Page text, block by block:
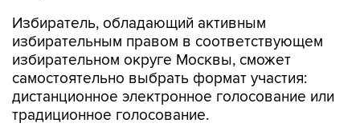
Избиратель, обладающий активным
избирательным правом в соответствующем
избирательном округе Москвы, сможет
самостоятельно выбрать формат участия:
дистанционное электронное голосование или
традиционное голосование.